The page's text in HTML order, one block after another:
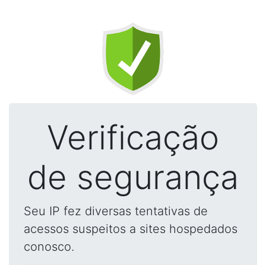
Verificação
de segurança
Seu IP fez diversas tentativas de
acessos suspeitos a sites hospedados
conosco.